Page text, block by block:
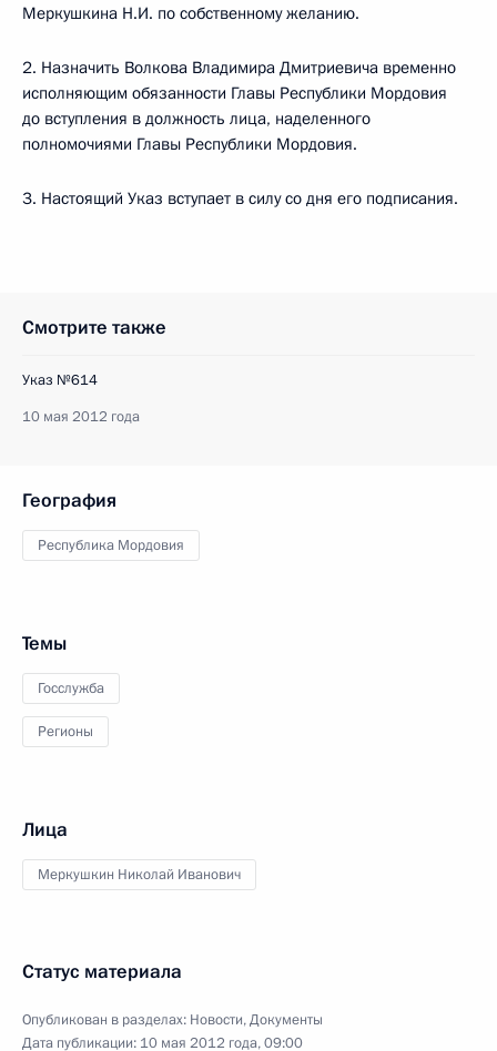
Меркушкина Н.И. по собственному желанию.
2. Назначить Волкова Владимира Дмитриевича временно
исполняющим обязанности Главы Республики Мордовия
до вступления в должность лица, наделенного
полномочиями Главы Республики Мордовия.
3. Настоящий Указ вступает в силу со дня его подписания.
Смотрите также
Указ №614
10 мая 2012 года
География
Республика Мордовия
Темы
Госслужба
Регионы
Лица
Меркушкин Николай Иванович
Статус материала
Опубликован в разделах: Новости,Документы
Дата публикации: 10 мая 2012 года, 09:00